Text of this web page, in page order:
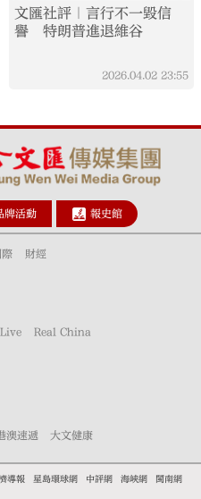
文匯社評｜言行不一毀信
譽 特朗普進退維谷
2026.04.02 23:55
牌活動 報史館
際 財經
Real China
澳速遞 大文健康
導報 星島環球網 中評網 海峽網
閩南網